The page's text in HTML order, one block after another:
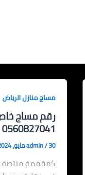
مساج منازل الرياض
رقم مساج
0560827041
admin/30 مايو، 2024
كمقممة منتصف